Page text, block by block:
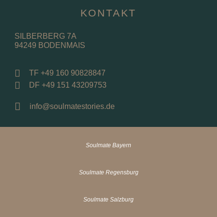
KONTAKT
SILBERBERG 7A
94249 BODENMAIS
TF +49 160 90828847
DF +49 151 43209753
info@soulmatestories.de
Soulmate Bayern
Soulmate Regensburg
Soulmate Salzburg